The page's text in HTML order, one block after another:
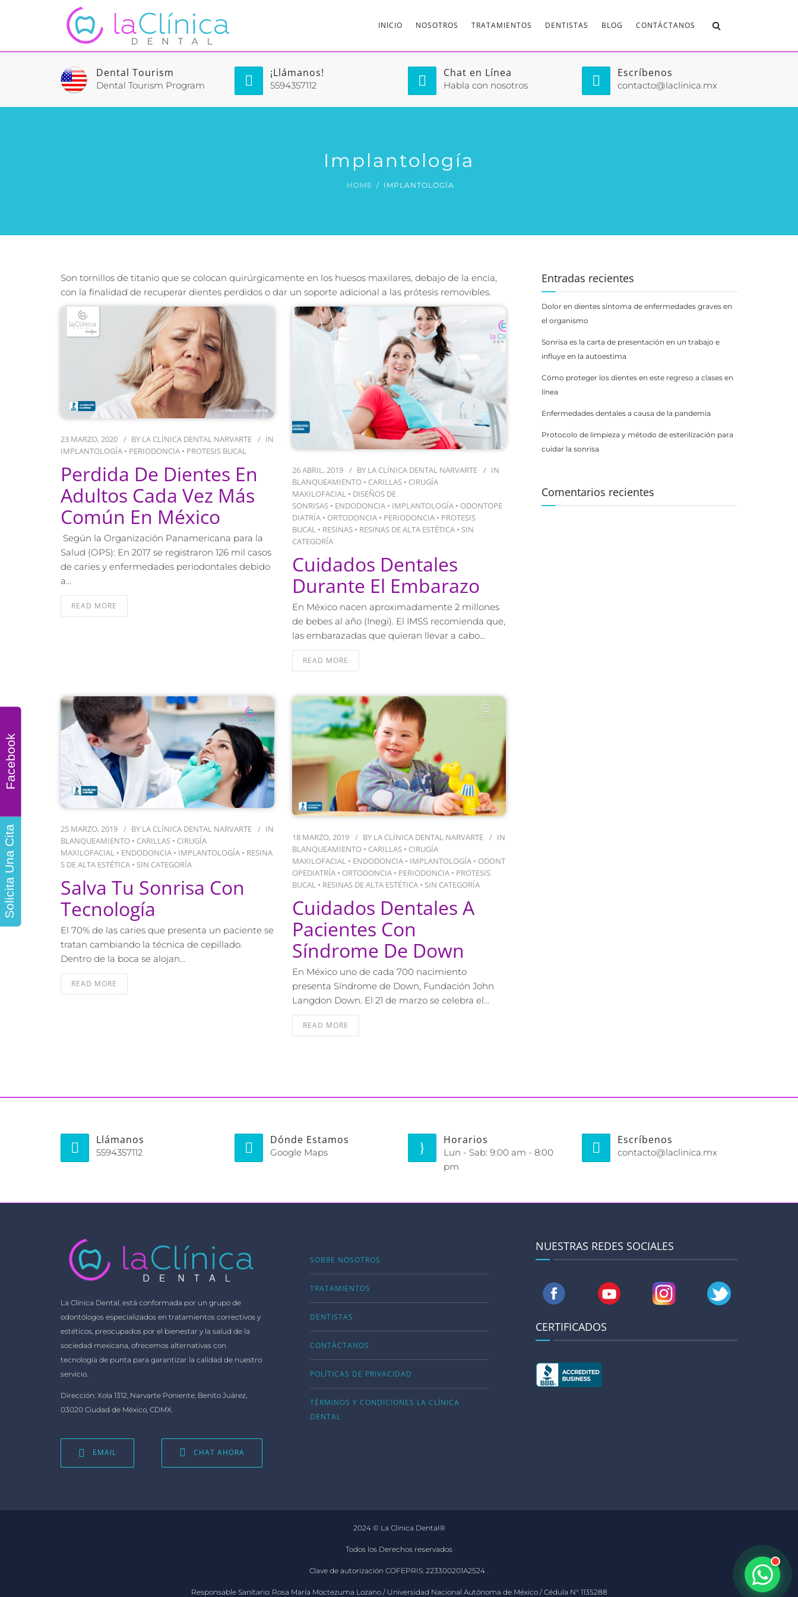
Solicita Una Cita
Facebook
INICIO NOSOTROS TRATAMIENTOS DENTISTAS BLOG CONTÁCTANOS
Dental Tourism
Dental Tourism Program
¡Llámanos!
5594357112
Chat en Línea
Habla con nosotros
Escríbenos
contacto@laclinica.mx
Implantología
HOME IMPLANTOLOGÍA
Son tornillos de titanio que se colocan quirúrgicamente en los huesos maxilares, debajo de la encía,
con la finalidad de recuperar dientes perdidos o dar un soporte adicional a las prótesis removibles.
23 MARZO, 2020 BY LA CLÍNICA DENTAL NARVARTE
IN
IMPLANTOLOGÍA • PERIODONCIA • PROTESIS BUCAL
Perdida De Dientes En
Adultos Cada Vez Más
Común En México
Según la Organización Panamericana para la
Salud (OPS): En 2017 se registraron 126 mil casos
de caries y enfermedades periodontales debido
a…
READ MORE
26 ABRIL, 2019 BY LA CLÍNICA DENTAL NARVARTE
IN
BLANQUEAMIENTO • CARILLAS • CIRUGÍA
MAXILOFACIAL • DISEÑOS DE
SONRISAS • ENDODONCIA • IMPLANTOLOGÍA • ODONTOPE
DIATRÍA • ORTODONCIA • PERIODONCIA • PROTESIS
BUCAL • RESINAS • RESINAS DE ALTA ESTÉTICA • SIN
CATEGORÍA
Cuidados Dentales
Durante El Embarazo
En México nacen aproximadamente 2 millones
de bebes al año (Inegi). El IMSS recomienda que,
las embarazadas que quieran llevar a cabo…
READ MORE
25 MARZO, 2019 BY LA CLÍNICA DENTAL NARVARTE
IN
BLANQUEAMIENTO • CARILLAS • CIRUGÍA
MAXILOFACIAL • ENDODONCIA • IMPLANTOLOGÍA • RESINA
S DE ALTA ESTÉTICA • SIN CATEGORÍA
Salva Tu Sonrisa Con
Tecnología
El 70% de las caries que presenta un paciente se
tratan cambiando la técnica de cepillado.
Dentro de la boca se alojan…
READ MORE
18 MARZO, 2019 BY LA CLÍNICA DENTAL NARVARTE
IN
BLANQUEAMIENTO • CARILLAS • CIRUGÍA
MAXILOFACIAL • ENDODONCIA • IMPLANTOLOGÍA • ODONT
OPEDIATRÍA • ORTODONCIA • PERIODONCIA • PROTESIS
BUCAL • RESINAS DE ALTA ESTÉTICA • SIN CATEGORÍA
Cuidados Dentales A
Pacientes Con
Síndrome De Down
En México uno de cada 700 nacimiento
presenta Síndrome de Down, Fundación John
Langdon Down. El 21 de marzo se celebra el…
READ MORE
Entradas recientes
Dolor en dientes síntoma de enfermedades graves en
el organismo
Sonrisa es la carta de presentación en un trabajo e
influye en la autoestima
Cómo proteger los dientes en este regreso a clases en
línea
Enfermedades dentales a causa de la pandemia
Protocolo de limpieza y método de esterilización para
cuidar la sonrisa
Comentarios recientes
Llámanos
5594357112
Dónde Estamos
Google Maps
Horarios
Lun - Sab: 9:00 am - 8:00
pm
Escríbenos
contacto@laclinica.mx
La Clínica Dental, está conformada por un grupo de
odontólogos especializados en tratamientos correctivos y
estéticos, preocupados por el bienestar y la salud de la
sociedad mexicana, ofrecemos alternativas con
tecnología de punta para garantizar la calidad de nuestro
servicio.
Dirección: Xola 1312, Narvarte Poniente, Benito Juárez,
03020 Ciudad de México, CDMX.
EMAIL CHAT AHORA
SOBRE NOSOTROS
TRATAMIENTOS
DENTISTAS
CONTÁCTANOS
POLÍTICAS DE PRIVACIDAD
TÉRMINOS Y CONDICIONES LA CLÍNICA
DENTAL
NUESTRAS REDES SOCIALES
CERTIFICADOS
2024 © La Clínica Dental®
Todos los Derechos reservados
Clave de autorización COFEPRIS: 223300201A2524 .
Responsable Sanitario: Rosa María Moctezuma Lozano / Universidad Nacional Autónoma de México / Cédula N° 1135288